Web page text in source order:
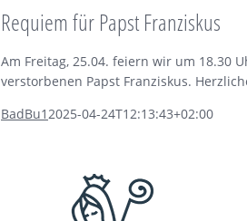
Requiem für Papst Franziskus
Am Freitag, 25.04. feiern wir um 18.30
verstorbenen Papst Franziskus.
BadBu1 2025-04-24T12:13:43+02:00